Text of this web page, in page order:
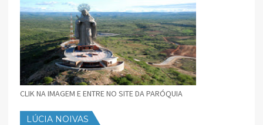
CLIK NA IMAGEM E ENTRE NO SITE DA PARÓQUIA
LÚCIA NOIVAS